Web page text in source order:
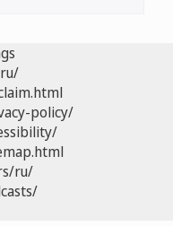
policy/
ru/